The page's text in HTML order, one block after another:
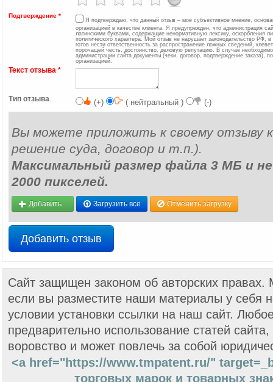
Подтверждение *
Я подтверждаю, что данный отзыв – мое субъективное мнение,
организацией в качестве клиента. Я предупрежден, что администрация
латинскими буквами, содержащие ненормативную лексику, оскорбления
политического характера. Мой отзыв не нарушает законодательство РФ,
готов нести ответственность за распространение ложных сведений,
порочащей честь, достоинство, деловую репутацию. В случае
администрации сайта документы (чеки, договор, подтверждение заказа),
организацией.
Текст отзыва *
Тип отзыва (+) ( нейтральный ) (-)
Вы можете приложить к своему отзыву
решение суда, договор и т.п.).
Максимальный размер файла 3 МБ и не
2000 пикселей.
Добавить... Загрузить всё Отменить загрузку
Добавить отзыв
Сайт защищен законом об авторских
если вы разместите наши материалы у себя
условии установки ссылки на наш сайт.
предварительно использование статей сайта,
воровство и может повлечь за собой
<a href="https://www.tmpatent.ru/"
торговых марок и товарных